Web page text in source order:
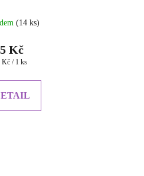
(14 ks)
5 Kč
Kč / 1 ks